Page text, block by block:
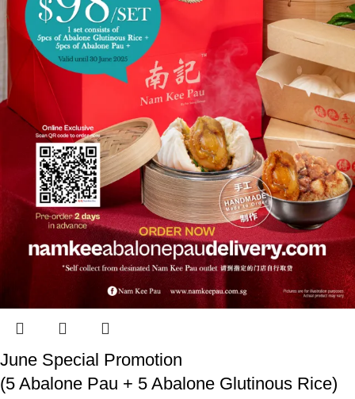
June Special Promotion
(5 Abalone Pau + 5 Abalone Glutinous Rice)